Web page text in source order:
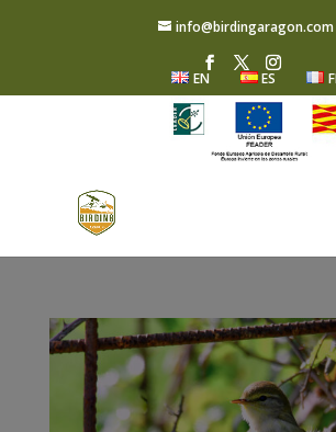
info@birdingaragon.com
EN ES